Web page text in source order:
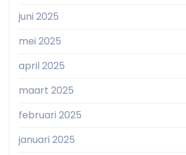
juni 2025
mei 2025
april 2025
maart 2025
februari 2025
januari 2025